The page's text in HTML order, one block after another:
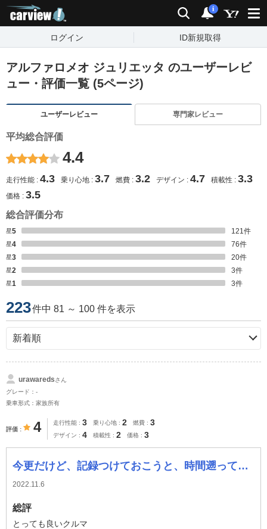
検索 通知
i
ログイン ID新規取得
アルファロメオ ジュリエッタ のユーザーレビ
ュー・評価一覧 (5ページ)
ユーザーレビュー 専門家レビュー
平均総合評価
4.4
走行性能 4.3 乗り心地 3.7 燃費 3.2 デザイン 4.7 積載性 3.3
価格 3.5
総合評価分布
星5 121件
星4
76件
星3
20件
星2
3件
星1
3件
223件中 81 ～ 100 件を表示
urawaredsさん
グレード：-
乗車形式：家族所有
評価 4 走行性能 3 乗り心地 2 燃費 3
デザイン 4 積載性 2 価格 3
今更だけど、記録つけておこうと、時間遡って記録つけます。
2022.11.6
総評
とっても良いクルマ